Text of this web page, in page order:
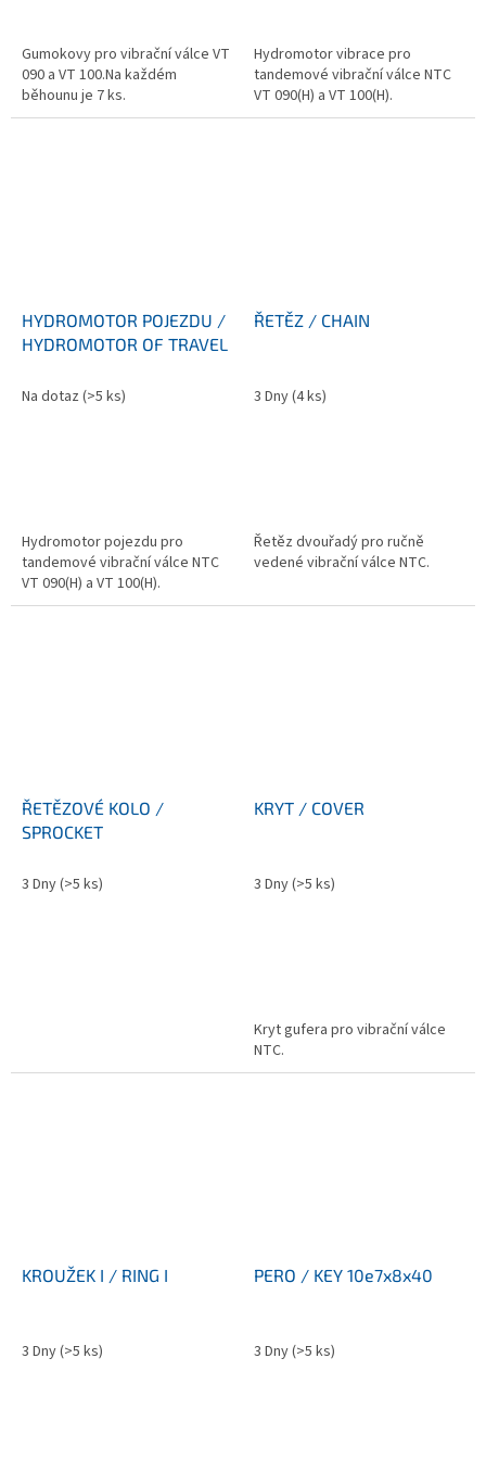
Gumokovy pro vibrační válce VT
090 a VT 100.Na každém
běhounu je 7 ks.
Hydromotor vibrace pro
tandemové vibrační válce NTC
VT 090(H) a VT 100(H).
HYDROMOTOR POJEZDU /
HYDROMOTOR OF TRAVEL
Na dotaz (>5 ks)
Hydromotor pojezdu pro
tandemové vibrační válce NTC
VT 090(H) a VT 100(H).
ŘETĚZ / CHAIN
3 Dny(4 ks)
Řetěz dvouřadý pro ručně
vedené vibrační válce NTC.
ŘETĚZOVÉ KOLO /
SPROCKET
3 Dny(>5 ks)
KRYT / COVER
3 Dny(>5 ks)
Kryt gufera pro vibrační válce
NTC.
KROUŽEK I / RING I
3 Dny(>5 ks)
PERO / KEY 10e7x8x40
3 Dny(>5 ks)